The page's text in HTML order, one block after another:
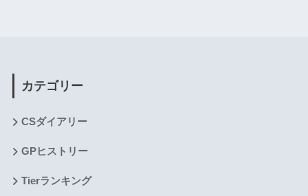
カテゴリー
CSダイアリー
GPヒストリー
Tierランキング